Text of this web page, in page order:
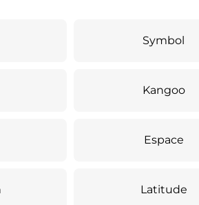
Symbol
Kangoo
Espace
Latitude